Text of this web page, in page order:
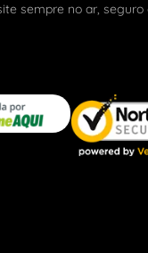
sempre no ar, seguro